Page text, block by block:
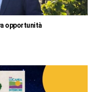
opportunità